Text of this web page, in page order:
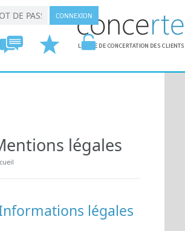
légales
êtes ici
légales